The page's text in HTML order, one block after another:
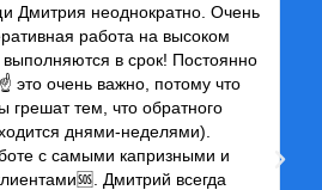
Дмитрия неоднократно. Очень
работа на высоком
в срок! Постоянно
это очень важно, потому что
грешат тем, что обратного
днями-неделями).
с самыми капризными и
Дмитрий всегда